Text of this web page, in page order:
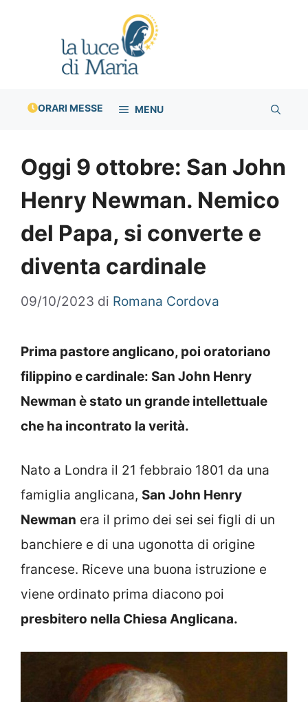
ORARI MESSE MENU
Oggi 9 ottobre: San John
Henry Newman. Nemico
del Papa, si converte e
diventa cardinale
09/10/2023 di Romana Cordova
Prima pastore anglicano, poi oratoriano
filippino e cardinale: San John Henry
Newman è stato un grande intellettuale
che ha incontrato la verità.
Nato a Londra il 21 febbraio 1801 da una
famiglia anglicana, San John Henry
Newman era il primo dei sei sei figli di un
banchiere e di una ugonotta di origine
francese. Riceve una buona istruzione e
viene ordinato prima diacono poi
presbitero nella Chiesa Anglicana.